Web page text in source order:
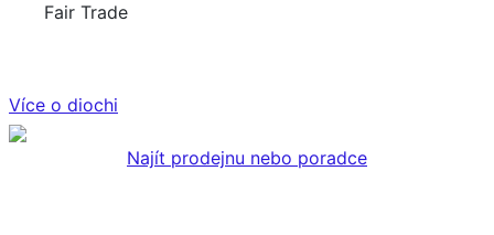
Fair Trade
Více o diochi
Najít prodejnu nebo poradce